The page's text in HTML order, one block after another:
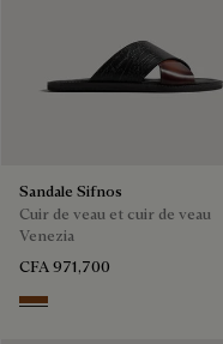
Sandale Sifnos
Cuir de veau et cuir de veau
Venezia
CFA 971,700
Cacao Intenso